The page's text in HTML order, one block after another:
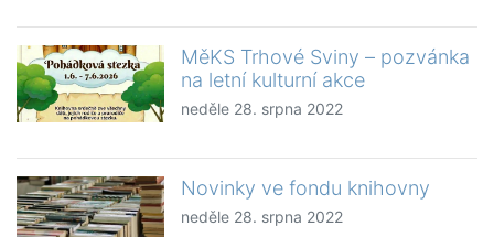
MěKS Trhové Sviny – pozvánka
na letní kulturní akce
neděle 28. srpna 2022
Novinky ve fondu knihovny
neděle 28. srpna 2022